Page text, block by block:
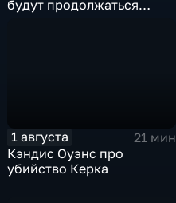
будут продолжаться
1 августа
21 мин
Кэндис Оуэнс про
убийство Керка